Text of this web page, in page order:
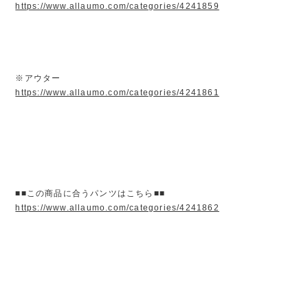
https://www.allaumo.com/categories/4241859
※アウター
https://www.allaumo.com/categories/4241861
■■この商品に合うパンツはこちら■■
https://www.allaumo.com/categories/4241862